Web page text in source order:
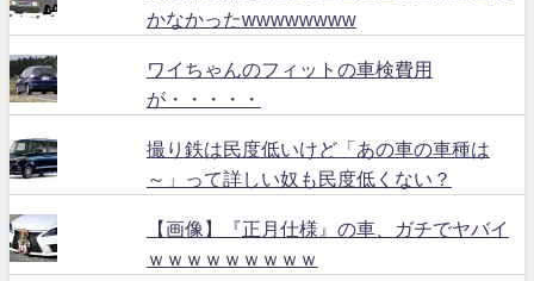
かなかったwwwwwwww
ワイちゃんのフィットの車検費用
が・・・・・
撮り鉄は民度低いけど「あの車の車種は
～」って詳しい奴も民度低くない？
【画像】『正月仕様』の車、ガチでヤバイ
ｗｗｗｗｗｗｗｗｗ